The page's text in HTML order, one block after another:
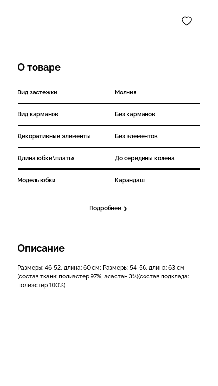
О товаре
Вид застежки Молния
Вид карманов Без карманов
Декоративные элементы Без элементов
Длина юбки\платья До середины колена
Модель юбки Карандаш
Подробнее
Описание
Размеры: 46-52, длина: 60 см; Размеры: 54-56, длина: 63 см
(состав ткани: полиэстер 97%, эластан 3%)(состав подклада:
полиэстер 100%)